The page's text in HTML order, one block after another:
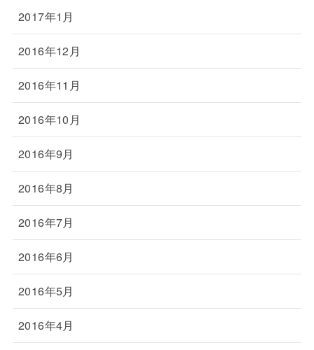
2017年1月
2016年12月
2016年11月
2016年10月
2016年9月
2016年8月
2016年7月
2016年6月
2016年5月
2016年4月